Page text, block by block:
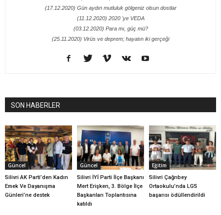
(17.12.2020) Gün aydın mutluluk gölgeniz olsun dostlar
(11.12.2020) 2020 'ye VEDA
(03.12.2020) Para mı, güç mü?
(25.11.2020) Virüs ve deprem; hayatın iki gerçeği
SON HABERLER
Güncel
Silivri AK Parti’den Kadın
Emek Ve Dayanışma
Günleri’ne destek
Güncel
Silivri İYİ Parti İlçe Başkanı
Mert Erişken, 3. Bölge İlçe
Başkanları Toplantısına
katıldı
Eğitim
Silivri Çağrıbey
Ortaokulu’nda LGS
başarısı ödüllendirildi